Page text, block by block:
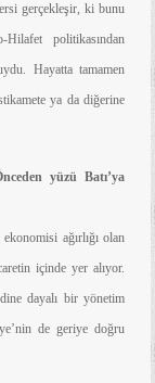
gerçekleşir, ki bunu
politikasından
Hayatta tamamen
ya da diğerine
yüzü Batı’ya
ağırlığı olan
içinde yer alıyor.
dayalı bir yönetim
de geriye doğru